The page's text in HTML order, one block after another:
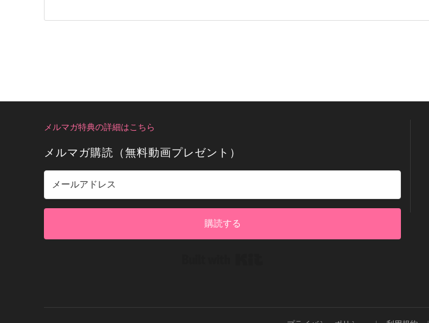
メルマガ特典の詳細はこちら
メルマガ購読（無料動画プレゼント）
購読する